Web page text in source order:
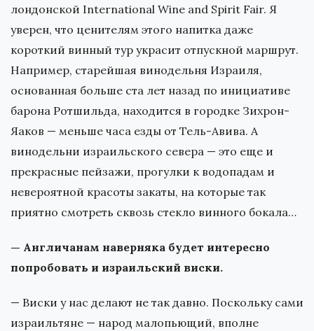
лондонской International Wine and Spirit Fair. Я
уверен, что ценителям этого напитка даже
короткий винный тур украсит отпускной маршрут.
Например, старейшая винодельня Израиля,
основанная больше ста лет назад по инициативе
барона Ротшильда, находится в городке Зихрон-
Яаков — меньше часа езды от Тель-Авива. А
винодельни израильского севера — это еще и
прекрасные пейзажи, прогулки к водопадам и
невероятной красоты закаты, на которые так
приятно смотреть сквозь стекло винного бокала…
— Англичанам наверняка будет интересно
попробовать и израильский виски.
— Виски у нас делают не так давно. Поскольку сами
израильтяне — народ малопьющий, вполне